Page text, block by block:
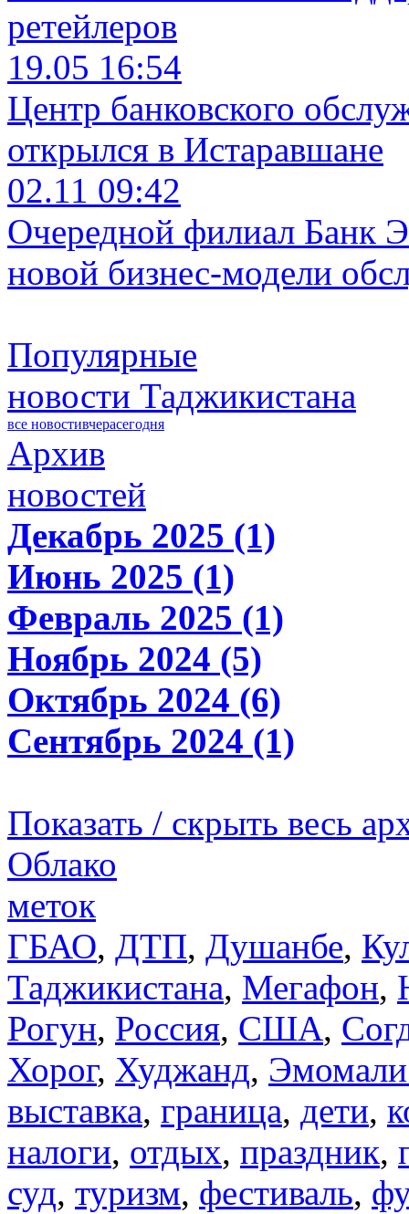
ретейлеров
19.05 16:54
Центр банковского
открылся в Истаравшане
02.11 09:42
Очередной филиал Банк
новой бизнес-модели
Популярные
новости Таджикистана
все новостивчерасегодня
Архив
новостей
Декабрь 2025 (1)
Июнь 2025 (1)
Февраль 2025 (1)
Ноябрь 2024 (5)
Октябрь 2024 (6)
Сентябрь 2024 (1)
Показать / скрыть весь
Облако
меток
ГБАО, ДТП, Душанбе,
Таджикистана, Мегафон,
Рогун, Россия, США,
Хорог, Худжанд,
выставка, граница, дети,
налоги, отдых, праздник,
суд, туризм, фестиваль,